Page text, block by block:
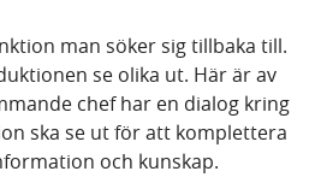
man söker sig tillbaka till.
se olika ut. Här är av
chef har en dialog kring
ska se ut för att komplettera
och kunskap.